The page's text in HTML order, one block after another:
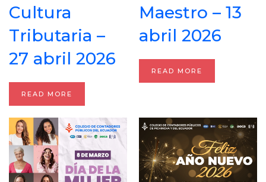
Cultura
Tributaria –
27 abril 2026
READ MORE
Maestro – 13
abril 2026
READ MORE